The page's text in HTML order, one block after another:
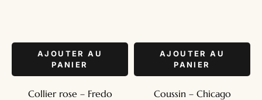
AJOUTER AU
PANIER
Collier rose – Fredo
AJOUTER AU
PANIER
Coussin – Chicago